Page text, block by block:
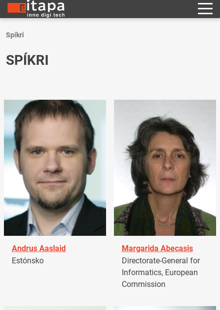
Spíkri
SPÍKRI
Andrus Aaslaid
Estónsko
Margarida Abecasis
Directorate-General for
Informatics, European
Commission